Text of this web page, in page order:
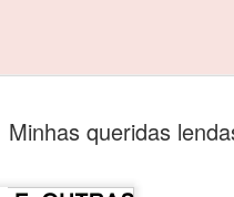
Minhas queridas